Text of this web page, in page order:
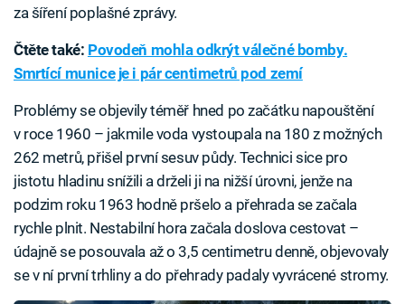
za šíření poplašné zprávy.
Čtěte také: Povodeň mohla odkrýt válečné bomby.
Smrtící munice je i pár centimetrů pod zemí
Problémy se objevily téměř hned po začátku napouštění
v roce 1960 – jakmile voda vystoupala na 180 z možných
262 metrů, přišel první sesuv půdy. Technici sice pro
jistotu hladinu snížili a drželi ji na nižší úrovni, jenže na
podzim roku 1963 hodně pršelo a přehrada se začala
rychle plnit. Nestabilní hora začala doslova cestovat –
údajně se posouvala až o 3,5 centimetru denně, objevovaly
se v ní první trhliny a do přehrady padaly vyvrácené stromy.